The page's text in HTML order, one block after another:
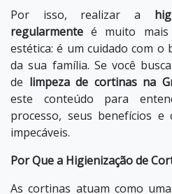
Por isso, realizar a
regularmente é muito mais
estética: é um cuidado com o
da sua família. Se você
de limpeza de cortinas na
este conteúdo para
processo, seus benefícios e
impecáveis.
Por Que a Higienização de
As cortinas atuam como